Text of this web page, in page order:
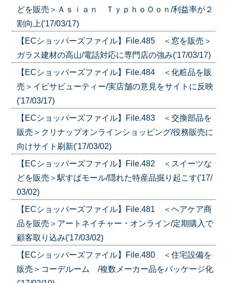
どを販売＞Ａｓｉａｎ ＴｙｐｈｏＯｏｎ/利益率が２
割向上('17/03/17)
【ECショッパーズファイル】File.485 ＜窓を販売＞
ガラス建材の高山/電話対応に専門店の強み('17/03/17)
【ECショッパーズファイル】File.484 ＜化粧品を販
売＞イビサビューティー/実店舗の意見をサイトに反映
('17/03/17)
【ECショッパーズファイル】File.483 ＜交換部品を
販売＞クリナップオンラインショッピング/役務販売に
向けサイト刷新('17/03/02)
【ECショッパーズファイル】File.482 ＜スイーツな
どを販売＞駅すぱモール/隠れた特産品掘り起こす('17/
03/02)
【ECショッパーズファイル】File.481 ＜ヘアケア商
品を販売＞アートネイチャー・オンライン/定期購入で
顧客取り込み('17/03/02)
【ECショッパーズファイル】File.480 ＜住宅設備を
販売＞コーデルーム /複数メーカー品をパッケージ化